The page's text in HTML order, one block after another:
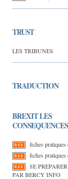
TRUST
LES TRIBUNES
TRADUCTION
BREXIT LES
CONSEQUENCES
fiches pratiques
fiches pratiques
SE
PAR BERCY INFO